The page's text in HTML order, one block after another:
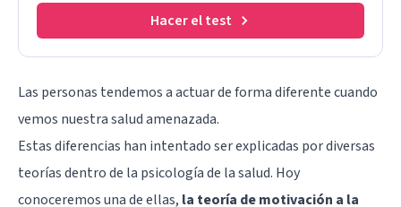
Hacer el test
Las personas tendemos a actuar de forma diferente cuando
vemos nuestra salud amenazada.
Estas diferencias han intentado ser explicadas por diversas
teorías dentro de la psicología de la salud. Hoy
conoceremos una de ellas, la teoría de motivación a la